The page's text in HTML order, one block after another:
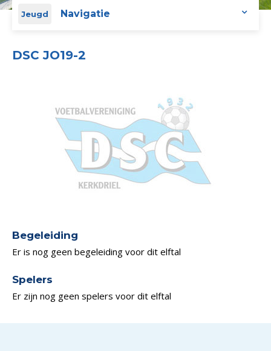
Jeugd Navigatie
DSC JO19-2
Begeleiding
Er is nog geen begeleiding voor dit elftal
Spelers
Er zijn nog geen spelers voor dit elftal